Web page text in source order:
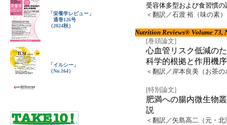
「栄養学レビュー」
通巻126号
（2024秋）
「イルシー」
（No.164）
受容体多型および食習慣
＜翻訳／石渡 裕（味の素
Nutrition Reviews® Volume 73,
[巻頭論文]
心血管リスク低減の
科学的根拠と作用機序
＜翻訳／岸本良美（お茶
[特別論文]
肥満への腸内微生物
説
＜翻訳／矢島高二（元・